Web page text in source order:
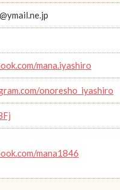
mana.iyashiro
onoresho_iyashiro
mana1846